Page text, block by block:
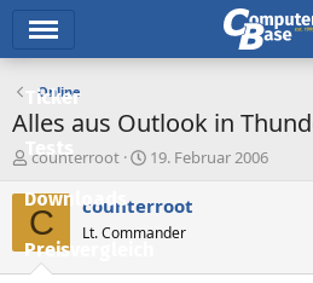
Ticker
Downloads
Preisvergleich
Online
Alles aus Outlook in
E
s
t
e
counterroot
E
s
e
19. Februar 2006
C counterroot
Lt. Commander